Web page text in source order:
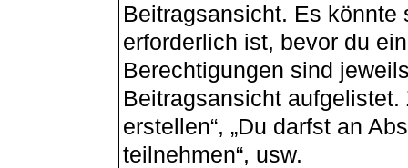
Beitragsansicht. Es
erforderlich ist, bevor du
Berechtigungen sind
Beitragsansicht aufgelistet.
erstellen“, „Du darfst an
teilnehmen“, usw.